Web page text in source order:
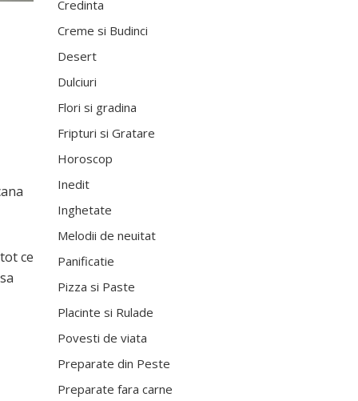
ce
Credinta
Creme si Budinci
Desert
Dulciuri
Flori si gradina
Fripturi si Gratare
Horoscop
Inedit
Inghetate
Melodii de neuitat
Panificatie
Pizza si Paste
Placinte si Rulade
Povesti de viata
Preparate din Peste
Preparate fara carne